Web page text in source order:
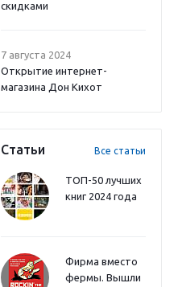
скидками
7 августа 2024
Открытие интернет-
магазина Дон Кихот
Статьи Все статьи
ТОП-50 лучших
книг 2024 года
Фирма вместо
фермы. Вышли